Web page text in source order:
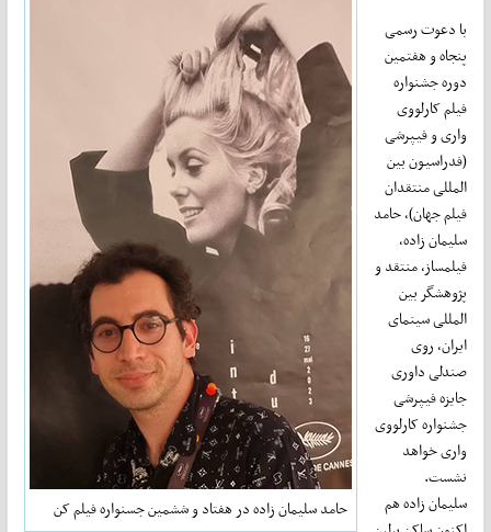
حامد سلیمان زاده در هفتاد و ششمین جسنواره فیلم کن
با دعوت رسمی
پنجاه و هفتمین
دوره جشنواره
فیلم کارلووی
واری و فیپرشی
(فدراسیون بین
المللی منتقدان
فیلم جهان)، حامد
سلیمان زاده،
فیلمساز، منتقد و
پژوهشگر بین
المللی سینمای
ایران، روی
صندلی داوری
جایزه فیپرشی
جشنواره کارلووی
واری خواهد
نشست.
سلیمان زاده هم